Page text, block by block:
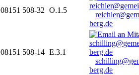
08151 508-32 O.1.5
berg.de
08151 508-14 E.3.1
berg.de